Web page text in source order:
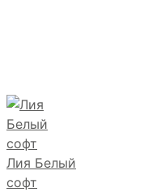
Лия Белый
софт